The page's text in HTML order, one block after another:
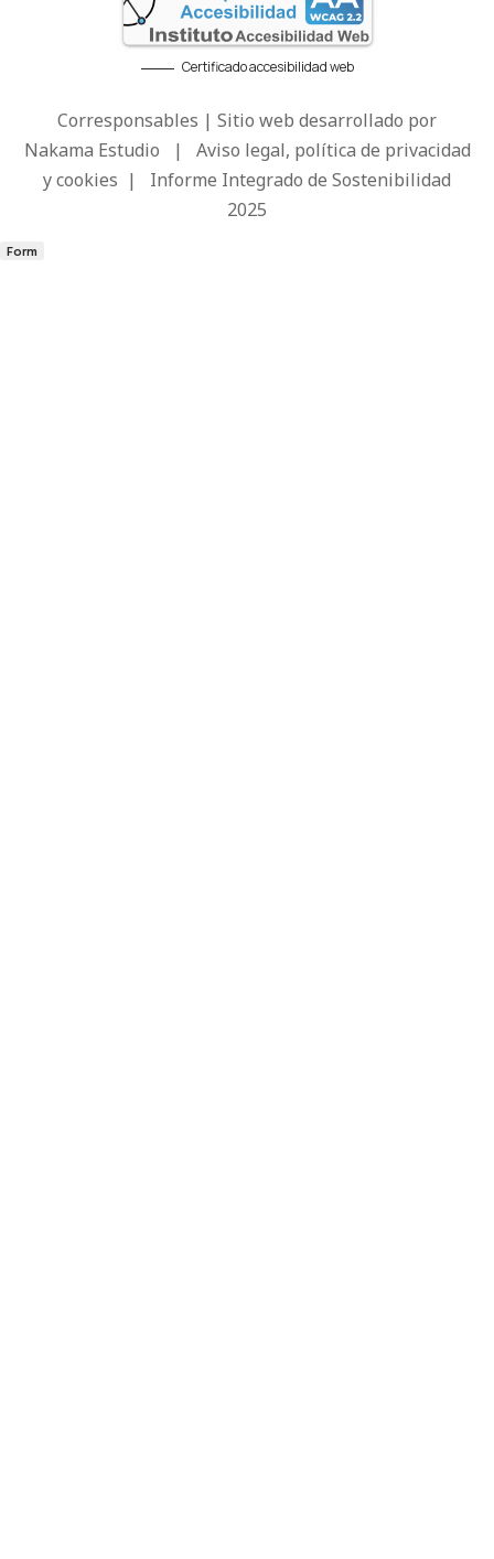
Certificado accesibilidad web
Corresponsables | Sitio web desarrollado por
Nakama Estudio | Aviso legal, política de privacidad
y cookies | Informe Integrado de Sostenibilidad
2025
Form